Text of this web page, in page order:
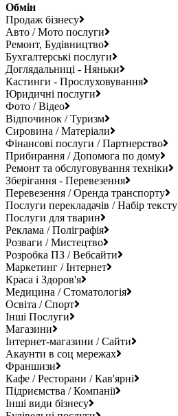
Обмін
Продаж бізнесу
Авто / Мото послуги
Ремонт, Будівництво
Бухгалтерські послуги
Доглядальниці - Няньки
Кастинги - Прослуховування
Юридичні послуги
Фото / Відео
Відпочинок / Туризм
Сировина / Матеріали
Фінансові послуги / Партнерство
Прибирання / Допомога по дому
Ремонт та обслуговування техніки
Зберігання - Перевезення
Перевезення / Оренда транспорту
Послуги перекладачів / Набір тексту
Послуги для тварин
Реклама / Поліграфія
Розваги / Мистецтво
Розробка ПЗ / Вебсайти
Маркетинг / Інтернет
Краса і Здоров'я
Медицина / Стоматологія
Освіта / Спорт
Інші Послуги
Магазини
Інтернет-магазини / Сайти
Акаунти в соц мережах
Франшизи
Кафе / Ресторани / Кав'ярні
Підриємства / Компанії
Інші види бізнесу